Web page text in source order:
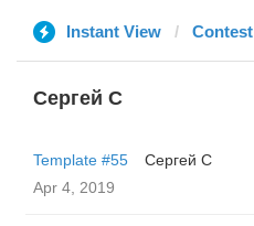
Instant View Contest
Сергей С
Template #55
Сергей С
Apr 4, 2019